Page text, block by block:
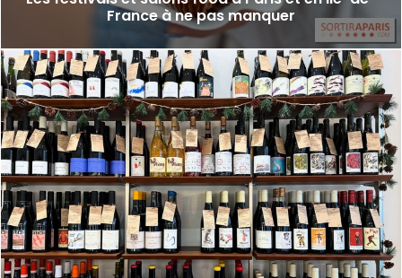
France à ne pas manquer